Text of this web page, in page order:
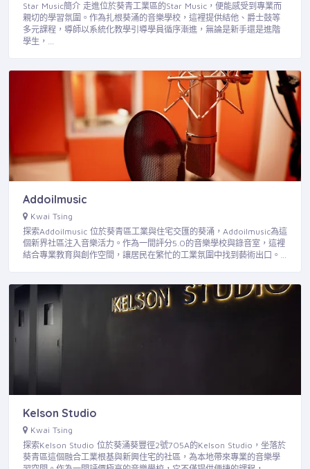
Star Music簡介 走進位於葵青工業區的Star Music，便能感受到專業而
親切的學習氛圍。作為扎根葵涌的音樂學校，這裡提供結他、爵士鼓等
多元課程，導師以系統化教學引導學員循序漸進，無論是新手還是進階
學生，…
Addoilmusic
Kwai Tsing
探索Addoilmusic 位於葵青區工業與住宅交匯的葵涌，Addoilmusic為這
個新界社區注入音樂活力。作為一間評分5.0的音樂學校與錄音室，這裡
結合專業教育與創作空間，讓居民在繁忙的工業氛圍中找到藝術出口。…
Kelson Studio
Kwai Tsing
探索Kelson Studio 位於葵涌葵豐徑2號705A的Kelson Studio，坐落於
葵青區這個融合工業根基與新興住宅的社區，為本地帶來專業的音樂學